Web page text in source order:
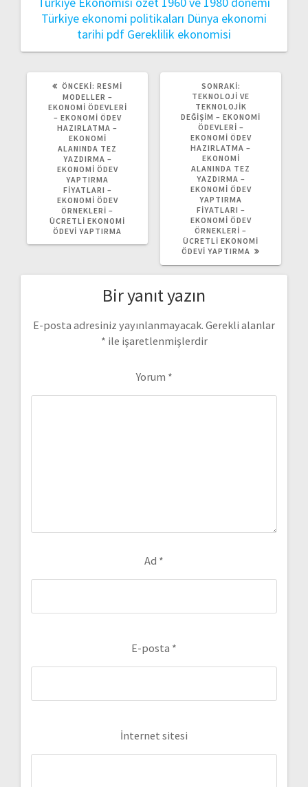
Türkiye ekonomi politikaları Dünya ekonomi
tarihi pdf Gereklilik ekonomisi
ÖNCEKI: ÖNCEKI
YAZI:
RESMI
MODELLER –
EKONOMI ÖDEVLERI
– EKONOMI ÖDEV
HAZIRLATMA –
EKONOMI
ALANINDA TEZ
YAZDIRMA –
EKONOMI ÖDEV
YAPTIRMA
FIYATLARI –
EKONOMI ÖDEV
ÖRNEKLERI –
ÜCRETLI EKONOMI
ÖDEVI YAPTIRMA
SONRAKI:
YAZI:
TEKNOLOJI VE
TEKNOLOJIK
DEĞIŞIM – EKONOMI
ÖDEVLERI –
EKONOMI ÖDEV
HAZIRLATMA –
EKONOMI
ALANINDA TEZ
YAZDIRMA –
EKONOMI ÖDEV
YAPTIRMA
FIYATLARI –
EKONOMI ÖDEV
ÖRNEKLERI –
ÜCRETLI EKONOMI
ÖDEVI YAPTIRMA
Bir yanıt yazın
E-posta adresiniz yayınlanmayacak. Gerekli alanlar
* ile işaretlenmişlerdir
Yorum *
Ad *
E-posta *
İnternet sitesi